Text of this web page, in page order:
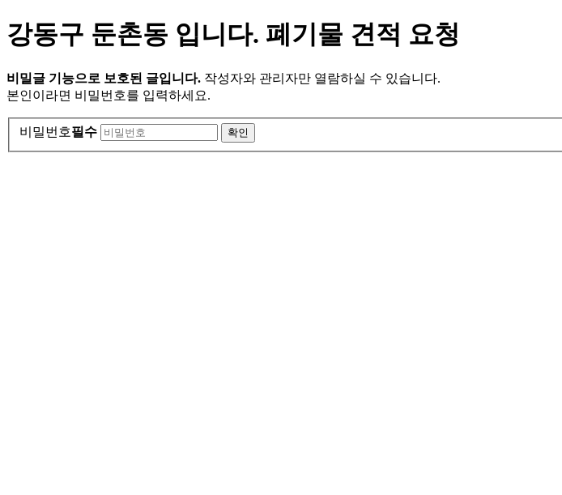
강동구 둔촌동 입니다. 폐기물 견적 요청
비밀글 기능으로 보호된 글입니다. 작성자와 관리자만 열람하실 수 있습니다.
본인이라면 비밀번호를 입력하세요.
비밀번호필수